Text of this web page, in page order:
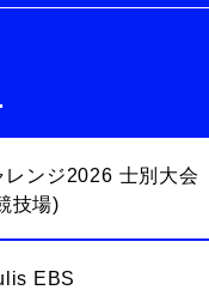
ンジ2026 士別大会
技場)
EBS